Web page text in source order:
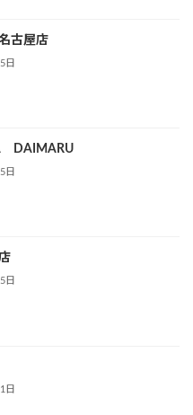
古屋店
日
DAIMARU
日
日
日